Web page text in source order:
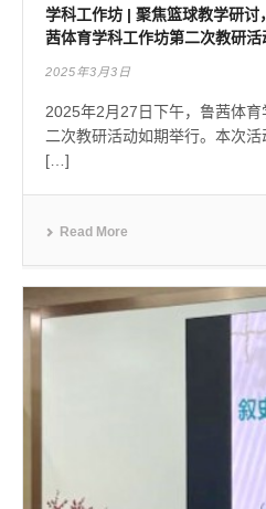
学科工作坊 | 聚焦篮球教学研
茜体育学科工作坊第二次教研活
2025年3月3日
2025年2月27日下午，鲁茜体
二次教研活动如期举行。本次
[…]
Read More